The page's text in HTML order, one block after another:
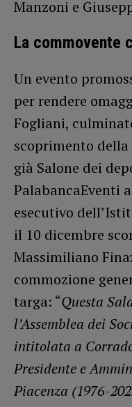
Manzoni e
La commovente
Un evento
per rendere
Fogliani,
scoprimento
già Salone dei
PalabancaEventi
esecutivo
il 10 dicembre
Massimiliano
commozione
targa: “Questa
l’Assemblea dei
intitolata a
Presidente e
Piacenza (1976-